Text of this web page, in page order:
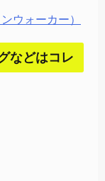
ウォーカー）
などはコレ